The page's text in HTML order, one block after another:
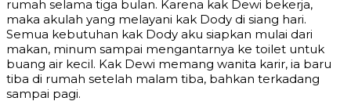
rumah selama tiga bulan. Karena kak Dewi bekerja,
maka akulah yang melayani kak Dody di siang hari.
Semua kebutuhan kak Dody aku siapkan mulai dari
makan, minum sampai mengantarnya ke toilet untuk
buang air kecil. Kak Dewi memang wanita karir, ia baru
tiba di rumah setelah malam tiba, bahkan terkadang
sampai pagi.